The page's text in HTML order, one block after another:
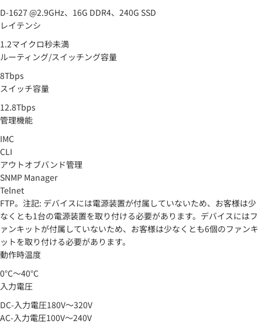
D-1627 @2.9GHz、16G DDR4、240G SSD
レイテンシ
1.2マイクロ秒未満
ルーティング/スイッチング容量
8Tbps
スイッチ容量
12.8Tbps
管理機能
IMC
CLI
アウトオブバンド管理
SNMP Manager
Telnet
FTP。注記: デバイスには電源装置が付属していないため、お客様は少
なくとも1台の電源装置を取り付ける必要があります。デバイスにはフ
ァンキットが付属していないため、お客様は少なくとも6個のファンキ
ットを取り付ける必要があります。
動作時温度
0°C～40°C
入力電圧
DC-入力電圧180V～320V
AC-入力電圧100V～240V